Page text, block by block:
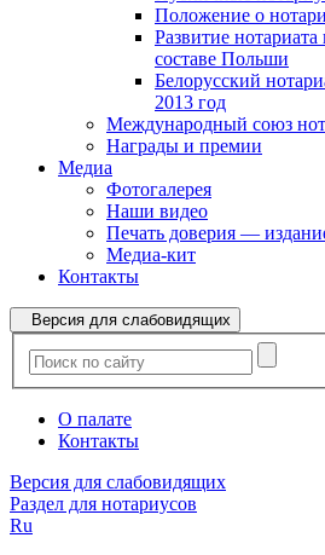
Положение о
Развитие
составе Польши
Белорусский
2013 год
Международный союз
Награды и премии
Медиа
Фотогалерея
Наши видео
Печать доверия —
Медиа-кит
Контакты
Версия для слабовидящих
О палате
Контакты
Версия для слабовидящих
Раздел для нотариусов
Ru